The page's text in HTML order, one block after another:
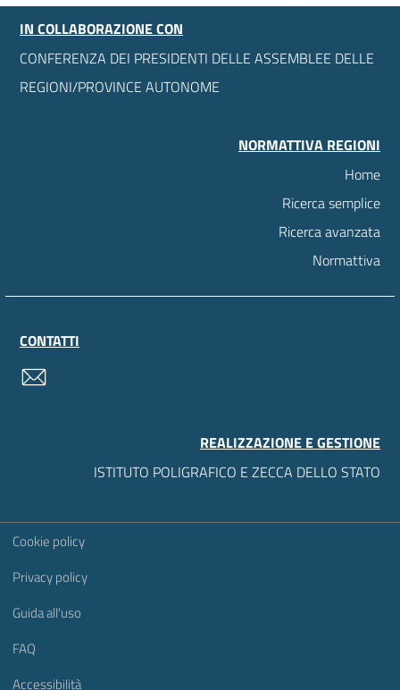
IN COLLABORAZIONE CON
CONFERENZA DEI PRESIDENTI DELLE ASSEMBLEE DELLE
REGIONI/PROVINCE AUTONOME
NORMATTIVA REGIONI
Home
Ricerca semplice
Ricerca avanzata
Normattiva
CONTATTI
REALIZZAZIONE E GESTIONE
ISTITUTO POLIGRAFICO E ZECCA DELLO STATO
Sezione Link Utili
Cookie policy
Privacy policy
Guida all'uso
FAQ
Accessibilità